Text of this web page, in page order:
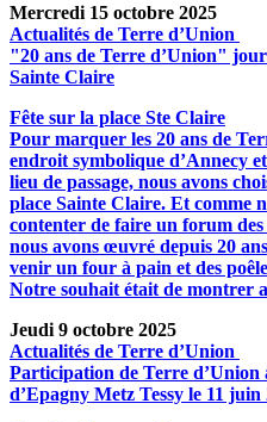
Mercredi 15 octobre 2025
Actualités de Terre d’Union
"20 ans de Terre d’Union"
Sainte Claire
Fête sur la place Ste Claire
Pour marquer les 20 ans de
endroit symbolique d’Annecy
lieu de passage, nous avons
place Sainte Claire. Et comme
contenter de faire un forum des
nous avons œuvré depuis 20
venir un four à pain et des
Notre souhait était de montrer
Jeudi 9 octobre 2025
Actualités de Terre d’Union
Participation de Terre d’Union
d’Epagny Metz Tessy le 11 juin